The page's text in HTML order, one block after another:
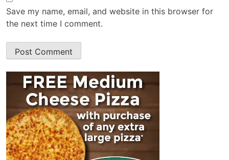
Save my name, email, and website in this browser for
the next time I comment.